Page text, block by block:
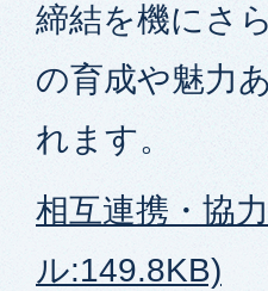
締結を機にさ
の育成や魅力
れます。
相互連携・協
ル:149.8KB)